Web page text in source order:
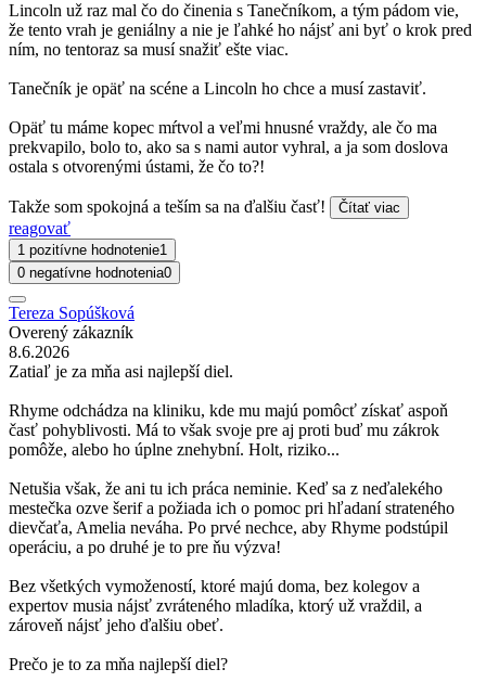
Lincoln už raz mal čo do činenia s Tanečníkom, a tým pádom vie,
že tento vrah je geniálny a nie je ľahké ho nájsť ani byť o krok pred
ním, no tentoraz sa musí snažiť ešte viac.
Tanečník je opäť na scéne a Lincoln ho chce a musí zastaviť.
Opäť tu máme kopec mŕtvol a veľmi hnusné vraždy, ale čo ma
prekvapilo, bolo to, ako sa s nami autor vyhral, a ja som doslova
ostala s otvorenými ústami, že čo to?!
Takže som spokojná a teším sa na ďalšiu časť! Čítať viac
reagovať
1 pozitívne hodnotenie1
0 negatívne hodnotenia0
Tereza Sopúšková
Overený zákazník
8.6.2026
Zatiaľ je za mňa asi najlepší diel.
Rhyme odchádza na kliniku, kde mu majú pomôcť získať aspoň
časť pohyblivosti. Má to však svoje pre aj proti buď mu zákrok
pomôže, alebo ho úplne znehybní. Holt, riziko...
Netušia však, že ani tu ich práca neminie. Keď sa z neďalekého
mestečka ozve šerif a požiada ich o pomoc pri hľadaní strateného
dievčaťa, Amelia neváha. Po prvé nechce, aby Rhyme podstúpil
operáciu, a po druhé je to pre ňu výzva!
Bez všetkých vymožeností, ktoré majú doma, bez kolegov a
expertov musia nájsť zvráteného mladíka, ktorý už vraždil, a
zároveň nájsť jeho ďalšiu obeť.
Prečo je to za mňa najlepší diel?